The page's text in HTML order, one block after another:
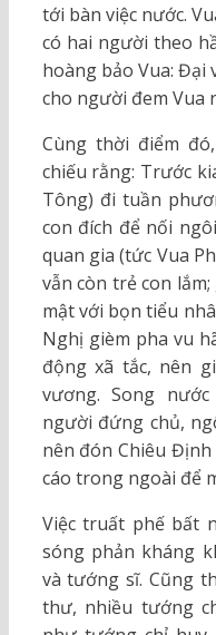
tới bàn việc nước.
có hai người theo
hoàng bảo Vua: Đại
cho người đem Vua
Cùng thời điểm
chiếu rằng: Trước
Tông) đi tuần
con đích để nối
quan gia (tức Vua
vẫn còn trẻ con
mật với bọn tiểu
Nghị gièm pha vu
động xã tắc, nên
vương. Song
người đứng chủ,
nên đón Chiêu
cáo trong ngoài để
Việc truất phế bất
sóng phản kháng
và tướng sĩ. Cũng
thư, nhiều tướng